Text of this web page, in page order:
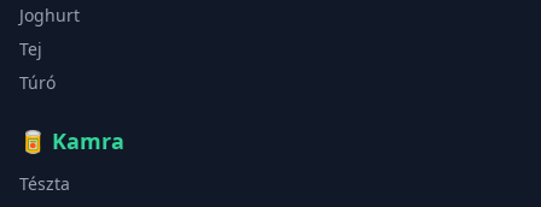
Joghurt
Tej
Túró
🥫 Kamra
Tészta